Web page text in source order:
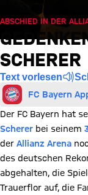
ABSCHIED IN DER
SCHERER
Text vorlesen
FC Bayern
Der FC Bayern hat
Scherer bei seinem
der Allianz Arena
des deutschen
abgehalten, die
Trauerflor auf, die